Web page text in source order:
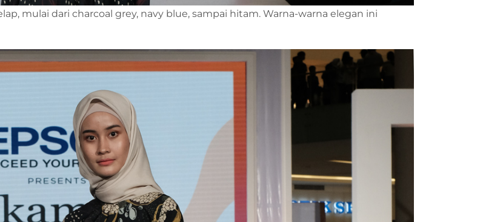
mulai dari charcoal grey, navy blue, sampai hitam. Warna-warna elegan ini